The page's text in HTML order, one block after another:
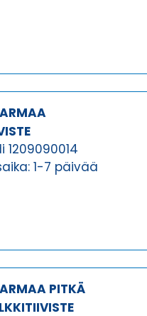
1209090014
1-7 päivää
PITKÄ